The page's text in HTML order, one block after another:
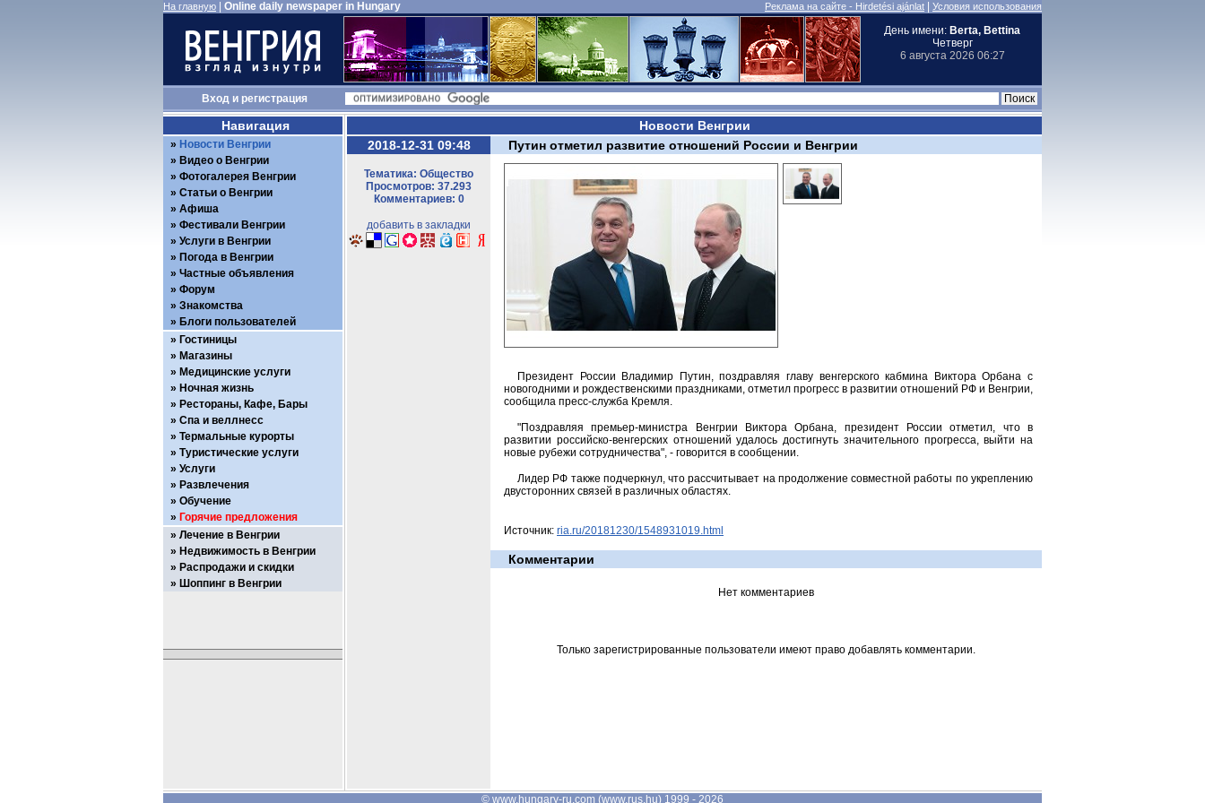
На главную Online daily newspaper in Hungary Реклама на сайте - Hirdetési ajánlat Условия использования
День имени: Berta, Bettina
Четверг
6 августа 2026 06:27
Входи регистрация
Новости Венгрии
2018-12-31 09:48
Тематика: Общество
Просмотров: 37.293
Комментариев: 0
добавить в закладки
Путин отметил развитие отношений России и Венгрии
Президент России Владимир Путин, поздравляя главу венгерского кабмина Виктора Орбана с
новогодними и рождественскими праздниками, отметил прогресс в развитии отношений РФ и Венгрии,
сообщила пресс-служба Кремля.
"Поздравляя премьер-министра Венгрии Виктора Орбана, президент России отметил, что в
развитии российско-венгерских отношений удалось достигнуть значительного прогресса, выйти на
новые рубежи сотрудничества", - говорится в сообщении.
Лидер РФ также подчеркнул, что рассчитывает на продолжение совместной работы по укреплению
двусторонних связей в различных областях.
Источник: ria.ru/20181230/1548931019.html
Комментарии
Нет комментариев
Только зарегистрированные пользователи имеют право добавлять комментарии.
Навигация
Новости Венгрии
Видео о Венгрии
Фотогалерея Венгрии
Статьи о Венгрии
Афиша
Фестивали Венгрии
Услуги в Венгрии
Погода в Венгрии
Частные объявления
Форум
Знакомства
Блоги пользователей
Гостиницы
Магазины
Медицинские услуги
Ночная жизнь
Рестораны, Кафе, Бары
Спа и веллнесс
Термальные курорты
Туристические услуги
Услуги
Развлечения
Обучение
Горячие предложения
Лечение в Венгрии
Недвижимость в Венгрии
Распродажи и скидки
Шоппинг в Венгрии
© www.hungary-ru.com (www.rus.hu) 1999 - 2026